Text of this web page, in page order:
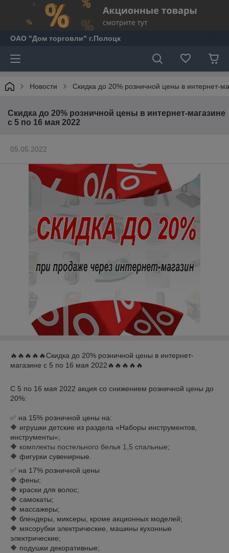
ОАО "Дом торговли" г.Полоцк
Новости Скидка до 20% розничной цены в интернет-
Скидка до 20% розничной цены в интернет-магазине
с 5 по 16 мая 2022
05.05.2022
🔥🔥🔥🔥🔥Скидка до 20% розничной цены в интернет-
магазине с 5 по 16 мая 2022🔥🔥🔥🔥🔥
С 5 по 16 мая 2022 акция со снижением розничной цены до
20%:
✅ на 15% розничной цены на:
🔶 игрушки детские из раздела «Наборы инструментов,
инструменты»;
🔶 комплекты постельного белья 1,5 спальные;
🔶 фигурки сувенирные.
✅ на 17% розничной цены
🔶 фены;
🔶 краски для волос;
🔶 самокаты;
🔶 массажеры;
🔶 блендеры, миксеры, кроме акционных моделей;
🔶 мясорубки электрические, машины кухонные
электрические;
🔶 подушки декоративные;